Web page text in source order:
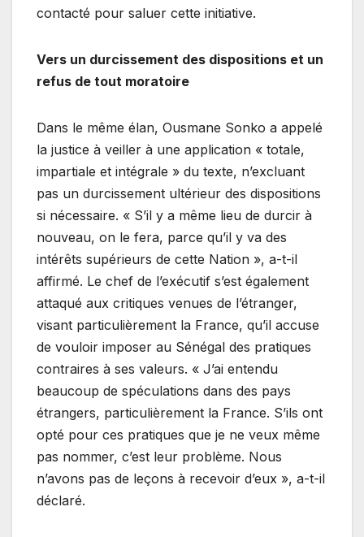
contacté pour saluer cette initiative.
Vers un durcissement des dispositions et un
refus de tout moratoire
Dans le même élan, Ousmane Sonko a appelé
la justice à veiller à une application « totale,
impartiale et intégrale » du texte, n’excluant
pas un durcissement ultérieur des dispositions
si nécessaire. « S’il y a même lieu de durcir à
nouveau, on le fera, parce qu’il y va des
intérêts supérieurs de cette Nation », a-t-il
affirmé. Le chef de l’exécutif s’est également
attaqué aux critiques venues de l’étranger,
visant particulièrement la France, qu’il accuse
de vouloir imposer au Sénégal des pratiques
contraires à ses valeurs. « J’ai entendu
beaucoup de spéculations dans des pays
étrangers, particulièrement la France. S’ils ont
opté pour ces pratiques que je ne veux même
pas nommer, c’est leur problème. Nous
n’avons pas de leçons à recevoir d’eux », a-t-il
déclaré.